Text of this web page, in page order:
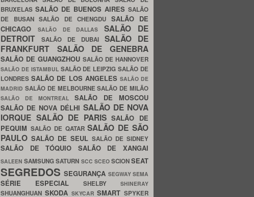
BRUXELAS SALÃO DE BUENOS AIRES SALÃO
DE BUSAN SALÃO DE CHENGDU SALÃO DE
CHICAGO
SALÃO DE DALLASSALÃO DE
DETROIT
SALÃO DE DUBAI SALÃO DE
FRANKFURT SALÃO DE GENEBRA
SALÃO DE GUANGZHOU SALÃO DE HANNOVER
SALÃO DE ISTAMBUL SALÃO DE LEIPZIGSALÃO DE
LONDRESSALÃO DE LOS ANGELES SALÃO DE
MADRID SALÃO DE MELBOURNESALÃO DE MILÃO
SALÃO DE MONTREAL SALÃO DE MOSCOU
SALÃO DE NOVA DÉLHI SALÃO DE NOVA
IORQUE SALÃO DE PARISSALÃO DE
PEQUIM SALÃO DE QATARSALÃO DE SÃO
PAULO SALÃO DE SEUL SALÃO DE SIDNEY
SALÃO DE TÓQUIO SALÃO DE XANGAI
SALEENSAMSUNGSATURN SCC SCEO SCIONSEAT
SEGREDOSSEGURANÇA SEGWAYSEMA
SÉRIE ESPECIAL SHELBY SHINERAY
SHUANGHUAN SKODA SKYCARSMART SPYKER